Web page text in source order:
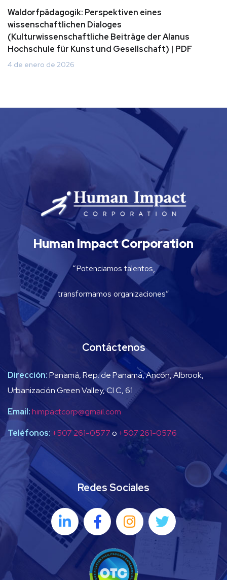
Waldorfpädagogik: Perspektiven eines
wissenschaftlichen Dialoges
(Kulturwissenschaftliche Beiträge der Alanus
Hochschule für Kunst und Gesellschaft) | PDF
4 de enero de 2026
Human Impact Corporation
“Potenciamos talentos,
transformamos organizaciones”
Contáctenos
Dirección:Panamá, Rep. de Panamá, Ancón, Albrook,
Urbanización Green Valley, Cl C, 61
Email:himpactcorp@gmail.com
Teléfonos: +507 261-0577o +507 261-0576
Redes Sociales